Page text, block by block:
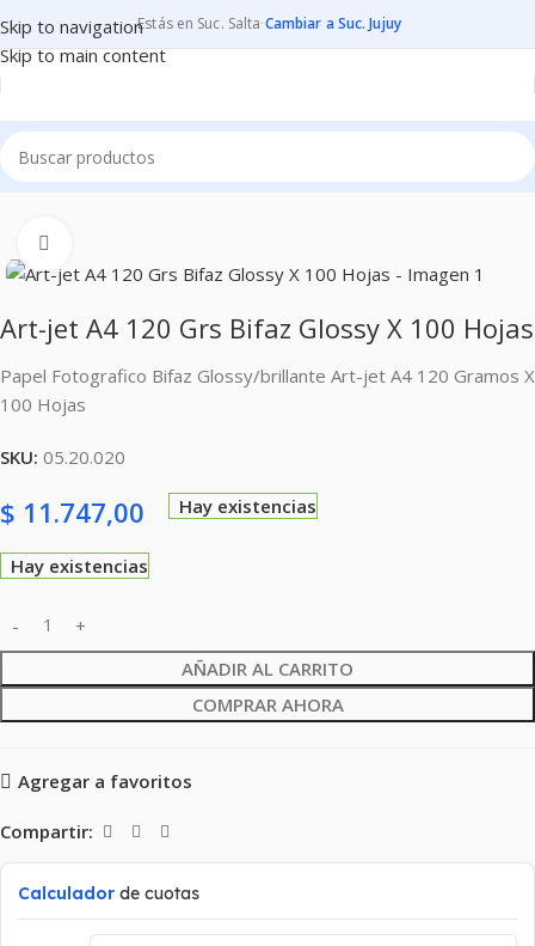
Skip to navigation
Skip to main content
Estás en Suc. Salta·Cambiar a Suc. Jujuy
PAPELES PAPELES PARA IMPRIMIR FOTOGRAFICOS GLOSSY
Art-jet A4 120 Grs Bifaz Glossy X 100 Hojas
Papel Fotografico Bifaz Glossy/brillante Art-jet A4 120 Gramos X
100 Hojas
SKU: 05.20.020
$ 11.747,00 Hay existencias
Hay existencias
AÑADIR AL CARRITO
COMPRAR AHORA
Agregar a favoritos
Compartir:
Calculador de cuotas